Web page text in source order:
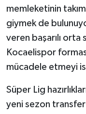
memleketinin
giymek de
veren başarılı orta
Kocaelispor
mücadele etmeyi
Süper Lig
yeni sezon transfer